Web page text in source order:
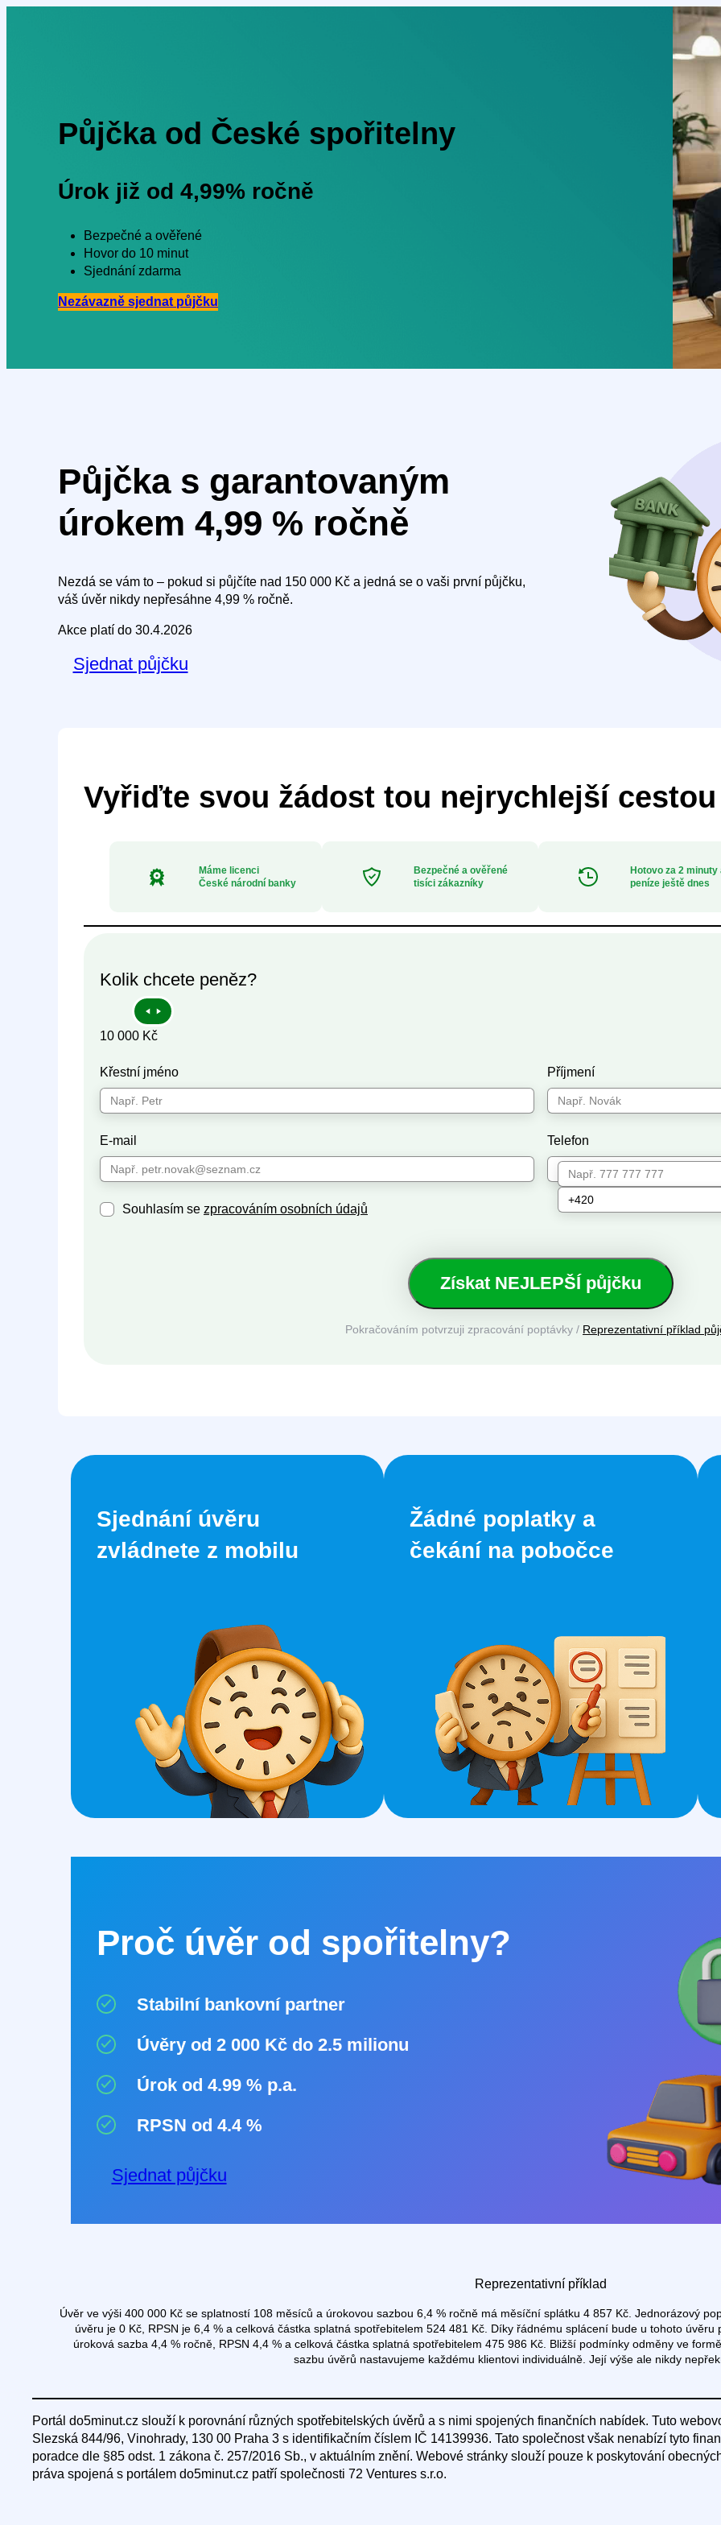
Půjčka od České spořitelny
Úrok již od 4,99% ročně
Bezpečné a ověřené
Hovor do 10 minut
Sjednání zdarma
Nezávazně sjednat půjčku
Půjčka s garantovaným
úrokem 4,99 % ročně
Nezdá se vám to – pokud si půjčíte nad 150 000 Kč a jedná se o vaši první půjčku,
váš úvěr nikdy nepřesáhne 4,99 % ročně.
Akce platí do 30.4.2026
Sjednat půjčku
Vyřiďte svou žádost tou nejrychlejší
Máme licenci
České národní banky
Bezpečné a ověřené
tisíci zákazníky
Hotovo za 2 minuty
peníze ještě dnes
Kolik chcete peněz?
10 000 Kč
Křestní jméno Příjmení
E-mail Telefon
Souhlasím se zpracováním osobních údajů
Získat NEJLEPŠÍ půjčku
Pokračováním potvrzuji zpracování poptávky / Reprezentativní příklad
Sjednání úvěru
zvládnete z mobilu
Žádné poplatky a
čekání na pobočce
Proč úvěr od spořitelny?
Stabilní bankovní partner
Úvěry od 2 000 Kč do 2.5 milionu
Úrok od 4.99 % p.a.
RPSN od 4.4 %
Sjednat půjčku
Reprezentativní příklad
Úvěr ve výši 400 000 Kč se splatností 108 měsíců a úrokovou sazbou 6,4 % ročně má měsíční splátku 4 857 Kč. Jednorázový
úvěru je 0 Kč, RPSN je 6,4 % a celková částka splatná spotřebitelem 524 481 Kč. Díky řádnému splácení bude u tohoto
úroková sazba 4,4 % ročně, RPSN 4,4 % a celková částka splatná spotřebitelem 475 986 Kč. Bližší podmínky odměny ve
sazbu úvěrů nastavujeme každému klientovi individuálně. Její výše ale nikdy
Portál do5minut.cz slouží k porovnání různých spotřebitelských úvěrů a s nimi spojených finančních nabídek. Tuto
Slezská 844/96, Vinohrady, 130 00 Praha 3 s identifikačním číslem IČ 14139936. Tato společnost však nenabízí tyto
poradce dle §85 odst. 1 zákona č. 257/2016 Sb., v aktuálním znění. Webové stránky slouží pouze k poskytování
práva spojená s portálem do5minut.cz patří společnosti 72 Ventures s.r.o.